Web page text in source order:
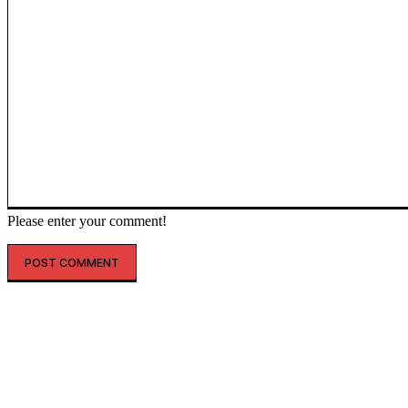
Please enter your comment!